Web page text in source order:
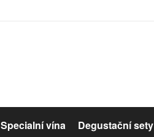
Specialní vína Degustační sety